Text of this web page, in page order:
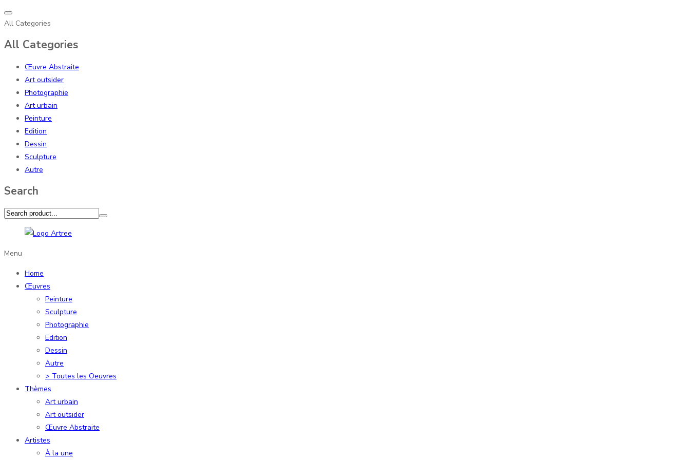
All Categories
All Categories
Œuvre Abstraite
Art outsider
Photographie
Art urbain
Peinture
Edition
Dessin
Sculpture
Autre
Search
Menu
Home
Œuvres
Peinture
Sculpture
Photographie
Edition
Dessin
Autre
> Toutes les Oeuvres
Thèmes
Art urbain
Art outsider
Œuvre Abstraite
Artistes
À la une